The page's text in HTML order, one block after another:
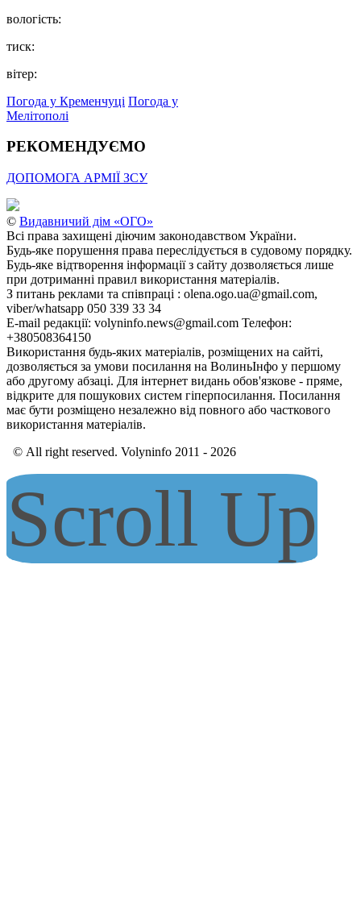
вологість:
тиск:
вітер:
Погода у Кременчуці Погода у
Мелітополі
РЕКОМЕНДУЄМО
ДОПОМОГА АРМІЇ ЗСУ
© Видавничий дім «ОГО»
Всі права захищені діючим законодавством України.
Будь-яке порушення права переслідується в судовому порядку.
Будь-яке відтворення інформації з сайту дозволяється лише
при дотриманні правил використання матеріалів.
З питань реклами та співпраці : olena.ogo.ua@gmail.com,
viber/whatsapp 050 339 33 34
E-mail редакції: volyninfo.news@gmail.com Телефон:
+380508364150
Використання будь-яких матеріалів, розміщених на сайті,
дозволяється за умови посилання на ВолиньІнфо у першому
або другому абзаці. Для інтернет видань обов'язкове - пряме,
відкрите для пошукових систем гіперпосилання. Посилання
має бути розміщено незалежно від повного або часткового
використання матеріалів.
© All right reserved. Volyninfo 2011 - 2026
Scroll Up